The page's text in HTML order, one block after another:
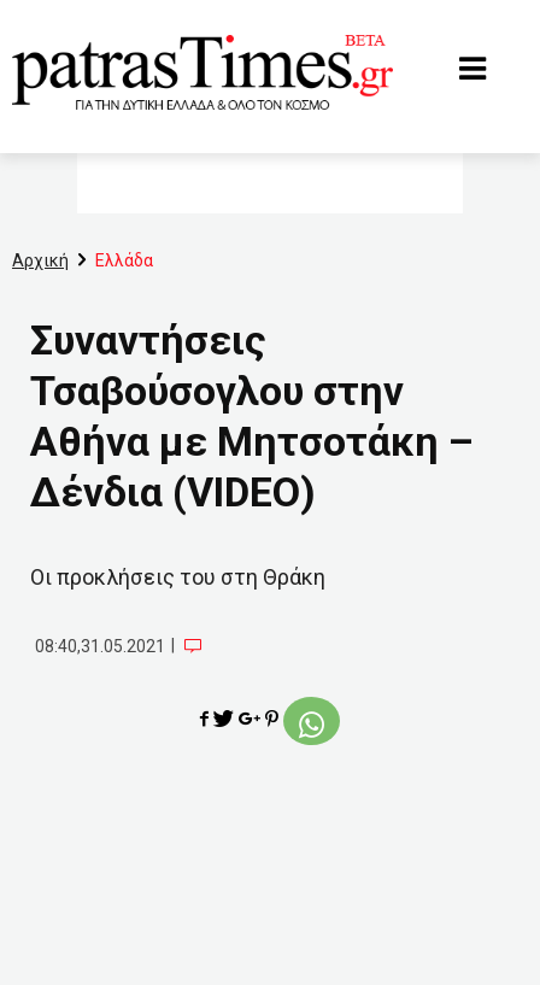
Αρχική Ελλάδα
Συναντήσεις
Τσαβούσογλου στην
Αθήνα με Μητσοτάκη –
Δένδια (VIDEO)
Οι προκλήσεις του στη Θράκη
08:40,31.05.2021